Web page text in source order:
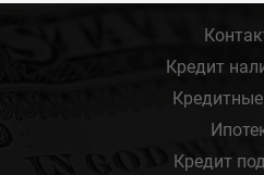
Кредит
Кредит